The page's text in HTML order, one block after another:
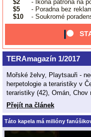
$2
- Ikona patrona na
$5
- Poradna bez
$10
- Soukromé
TERAmagazín 1/2017
Mořské želvy, Playtsauři -
herpetologie a teraristiky v
teraristiky (42), Omán, Chov
Přejít na článek
Táto kapela má milióny